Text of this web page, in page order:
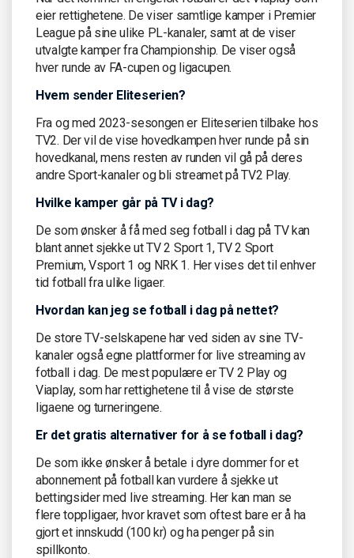
eier rettighetene. De viser samtlige kamper i Premier
League på sine ulike PL-kanaler, samt at de viser
utvalgte kamper fra Championship. De viser også
hver runde av FA-cupen og ligacupen.
Hvem sender Eliteserien?
Fra og med 2023-sesongen er Eliteserien tilbake hos
TV2. Der vil de vise hovedkampen hver runde på sin
hovedkanal, mens resten av runden vil gå på deres
andre Sport-kanaler og bli streamet på TV2 Play.
Hvilke kamper går på TV i dag?
De som ønsker å få med seg fotball i dag på TV kan
blant annet sjekke ut TV 2 Sport 1, TV 2 Sport
Premium, Vsport 1 og NRK 1. Her vises det til enhver
tid fotball fra ulike ligaer.
Hvordan kan jeg se fotball i dag på nettet?
De store TV-selskapene har ved siden av sine TV-
kanaler også egne plattformer for live streaming av
fotball i dag. De mest populære er TV 2 Play og
Viaplay, som har rettighetene til å vise de største
ligaene og turneringene.
Er det gratis alternativer for å se fotball i dag?
De som ikke ønsker å betale i dyre dommer for et
abonnement på fotball kan vurdere å sjekke ut
bettingsider med live streaming. Her kan man se
flere toppligaer, hvor kravet som oftest bare er å ha
gjort et innskudd (100 kr) og ha penger på sin
spillkonto.